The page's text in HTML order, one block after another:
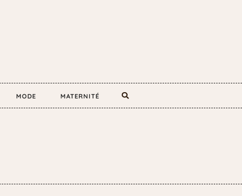
MODE MATERNITÉ